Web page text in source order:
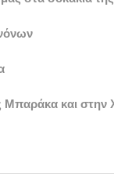
Μπαράκα και στην